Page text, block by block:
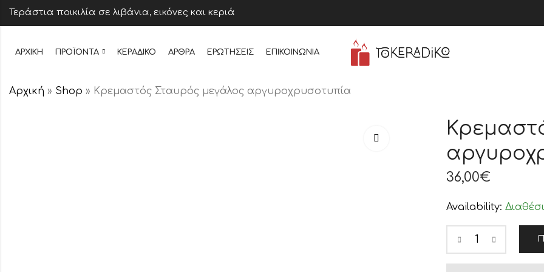
Τεράστια ποικιλία σε λιβάνια, εικόνες και κεριά
ΑΡΧΙΚΉ ΠΡΟΪΌΝΤΑ ΚΕΡΆΔΙΚΟ ΆΡΘΡΑ ΕΡΩΤΉΣΕΙΣ ΕΠΙΚΟΙΝΩΝΊΑ
Αρχική » Shop » Κρεμαστός Σταυρός μεγάλος αργυροχρυσοτυπία
36,00€
Availability: